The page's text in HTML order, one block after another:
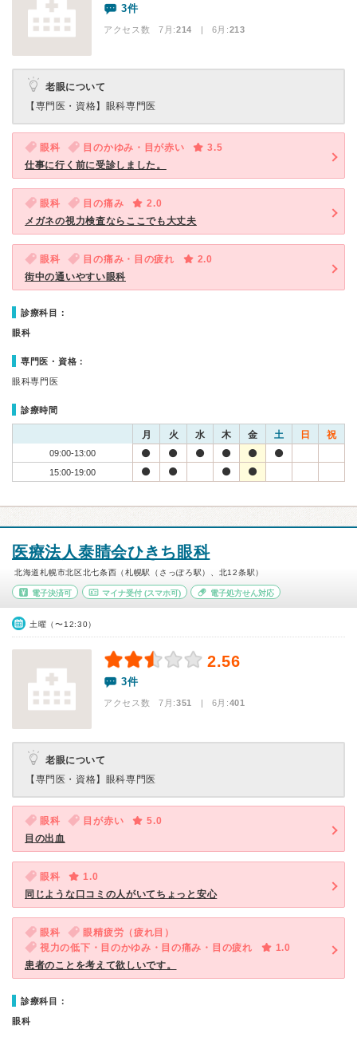
3件
アクセス数 7月:214 | 6月:213
老眼について
【専門医・資格】 眼科専門医
眼科 目のかゆみ・目が赤い
3.5
仕事に行く前に受診しました。
眼科 目の痛み
2.0
メガネの視力検査ならここでも大丈夫
眼科 目の痛み・目の疲れ
2.0
街中の通いやすい眼科
診療科目：
眼科
専門医・資格：
眼科専門医
診療時間
月 火 水 木 金 土 日 祝
09:00-13:00
15:00-19:00
医療法人泰睛会ひきち眼科
北海道札幌市北区北七条西（札幌駅（さっぽろ駅）、北12条駅）
電子決済可 マイナ受付(スマホ可) 電子処方せん対応
土曜（〜12:30）
2.56
3件
アクセス数 7月:351 | 6月:401
老眼について
【専門医・資格】 眼科専門医
眼科 目が赤い
5.0
目の出血
眼科
1.0
同じような口コミの人がいてちょっと安心
眼科
眼精疲労（疲れ目）
視力の低下・目のかゆみ・目の痛み・目の疲れ
1.0
患者のことを考えて欲しいです。
診療科目：
眼科